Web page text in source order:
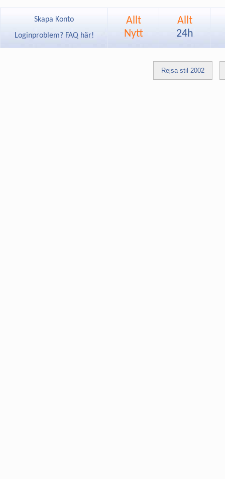
Skapa Konto
Loginproblem? FAQ här!
Allt
Nytt
Allt
24h
Rejsa stil 2002